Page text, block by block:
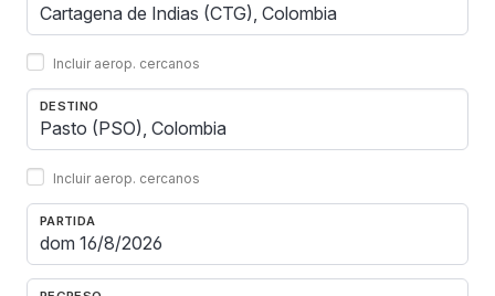
Incluir aerop. cercanos
DESTINO
Incluir aerop. cercanos
PARTIDA